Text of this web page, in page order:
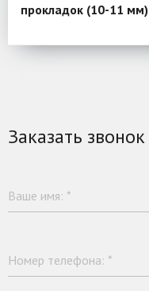
прокладок (10-11 мм)
Заказать звонок
Ваше имя: *
Номер телефона: *